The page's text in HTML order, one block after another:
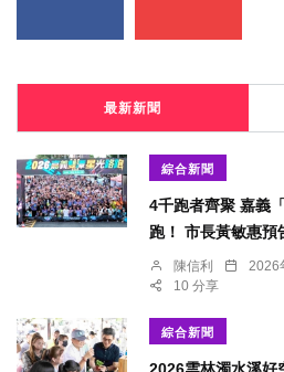
最新新聞
綜合新聞
4千跑者齊聚 嘉義
跑！ 市長黃敏惠預
陳信利 2026
10 分享
綜合新聞